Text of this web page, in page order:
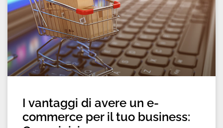
I vantaggi di avere un e-
commerce per il tuo business: